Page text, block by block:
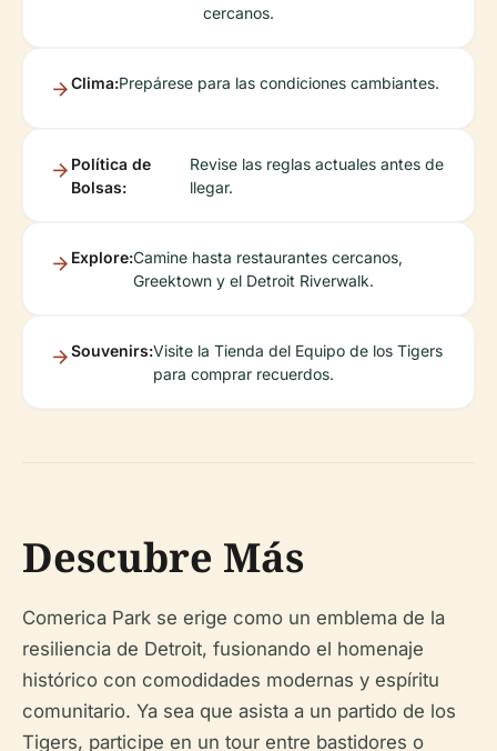
cercanos.
Clima:Prepárese para las condiciones cambiantes.
Política de
Bolsas:
Revise las reglas actuales antes de
llegar.
Explore:Camine hasta restaurantes cercanos,
Greektown y el Detroit Riverwalk.
Souvenirs:Visite la Tienda del Equipo de los Tigers
para comprar recuerdos.
Descubre Más
Comerica Park se erige como un emblema de la
resiliencia de Detroit, fusionando el homenaje
histórico con comodidades modernas y espíritu
comunitario. Ya sea que asista a un partido de los
Tigers, participe en un tour entre bastidores o